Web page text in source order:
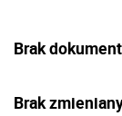
Brak
Brak